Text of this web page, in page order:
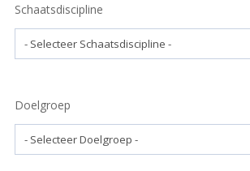
Schaatsdiscipline
Doelgroep